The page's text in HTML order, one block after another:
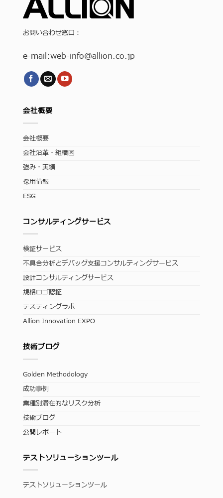
お問い合わせ窓口：
e-mail:web-info@allion.co.jp
会社概要
会社概要
会社沿革・組織図
強み・実績
採用情報
ESG
コンサルティングサービス
検証サービス
不具合分析とデバッグ支援コンサルティングサービス
設計コンサルティングサービス
規格ロゴ認証
テスティングラボ
Allion Innovation EXPO
技術ブログ
Golden Methodology
成功事例
業種別潜在的なリスク分析
技術ブログ
公開レポート
テストソリューションツール
テストソリューションツール